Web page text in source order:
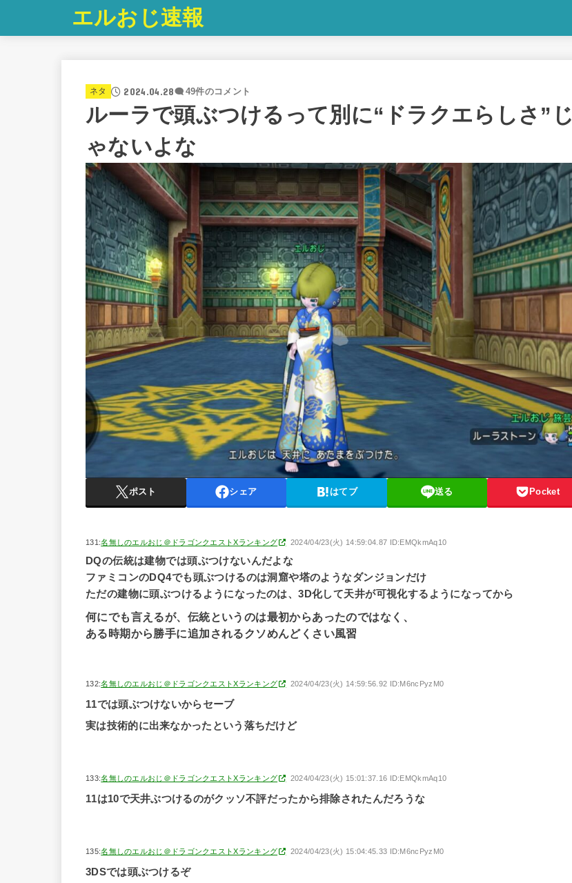
エルおじ速報
ネタ 2024.04.28 49件のコメント
ルーラで頭ぶつけるって別に“ドラクエらしさ”じ
ゃないよな
ポスト シェア はてブ 送る Pocket
131:名無しのエルおじ＠ドラゴンクエストXランキング 2024/04/23(火) 14:59:04.87 ID:EMQkmAq10
DQの伝統は建物では頭ぶつけないんだよな
ファミコンのDQ4でも頭ぶつけるのは洞窟や塔のようなダンジョンだけ
ただの建物に頭ぶつけるようになったのは、3D化して天井が可視化するようになってから
何にでも言えるが、伝統というのは最初からあったのではなく、
ある時期から勝手に追加されるクソめんどくさい風習
132:名無しのエルおじ＠ドラゴンクエストXランキング 2024/04/23(火) 14:59:56.92 ID:M6ncPyzM0
11では頭ぶつけないからセーブ
実は技術的に出来なかったという落ちだけど
133:名無しのエルおじ＠ドラゴンクエストXランキング 2024/04/23(火) 15:01:37.16 ID:EMQkmAq10
11は10で天井ぶつけるのがクッソ不評だったから排除されたんだろうな
135:名無しのエルおじ＠ドラゴンクエストXランキング 2024/04/23(火) 15:04:45.33 ID:M6ncPyzM0
3DSでは頭ぶつけるぞ